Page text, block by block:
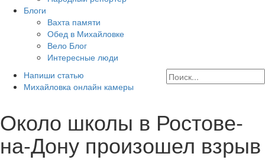
Блоги
Вахта памяти
Обед в Михайловке
Вело Блог
Интересные люди
Напиши статью
Михайловка онлайн камеры
Около школы в Ростове-
на-Дону произошел взрыв